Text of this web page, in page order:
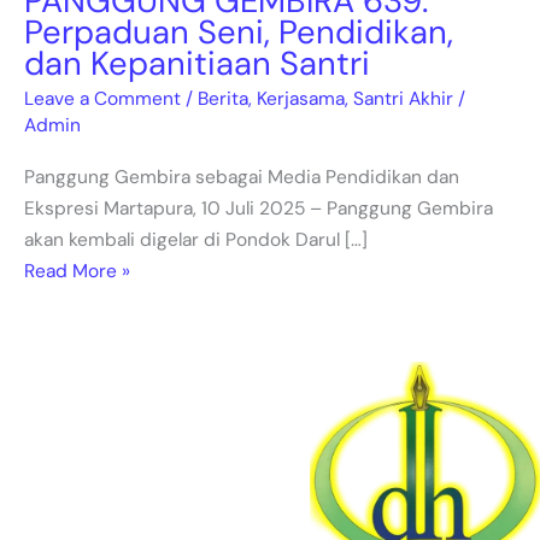
Perpaduan Seni, Pendidikan,
dan Kepanitiaan Santri
Leave a Comment / Berita, Kerjasama, Santri Akhir /
Admin
Panggung Gembira sebagai Media Pendidikan dan
Ekspresi Martapura, 10 Juli 2025 – Panggung Gembira
akan kembali digelar di Pondok Darul […]
Read More »